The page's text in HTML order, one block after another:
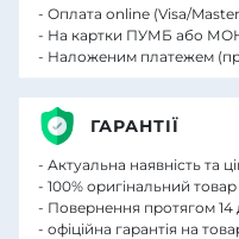
- Оплата online (Visa/
- На картки ПУМБ або
- Наложеним платежем
ГАРАНТІЇ
- Актуальна наявність та
- 100% оригінальний товар
- Повернення протягом 14
- офіційна гарантія на